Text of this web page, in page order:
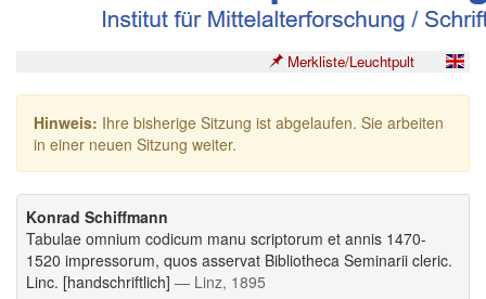
Merkliste/Leuchtpult
Hinweis: Ihre bisherige Sitzung ist abgelaufen. Sie arbeiten
in einer neuen Sitzung weiter.
Konrad Schiffmann
Tabulae omnium codicum manu scriptorum et annis 1470-
1520 impressorum, quos asservat Bibliotheca Seminarii cleric.
Linc. [handschriftlich] — Linz, 1895